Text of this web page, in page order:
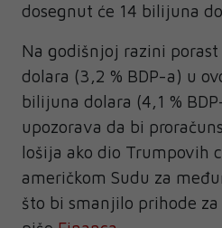
dosegnut će 14 bilijuna
Na godišnjoj razini
dolara (3,2 % BDP-a) u
bilijuna dolara (4,1 %
upozorava da bi
lošija ako dio Trumpovih
američkom Sudu za
što bi smanjilo prihode